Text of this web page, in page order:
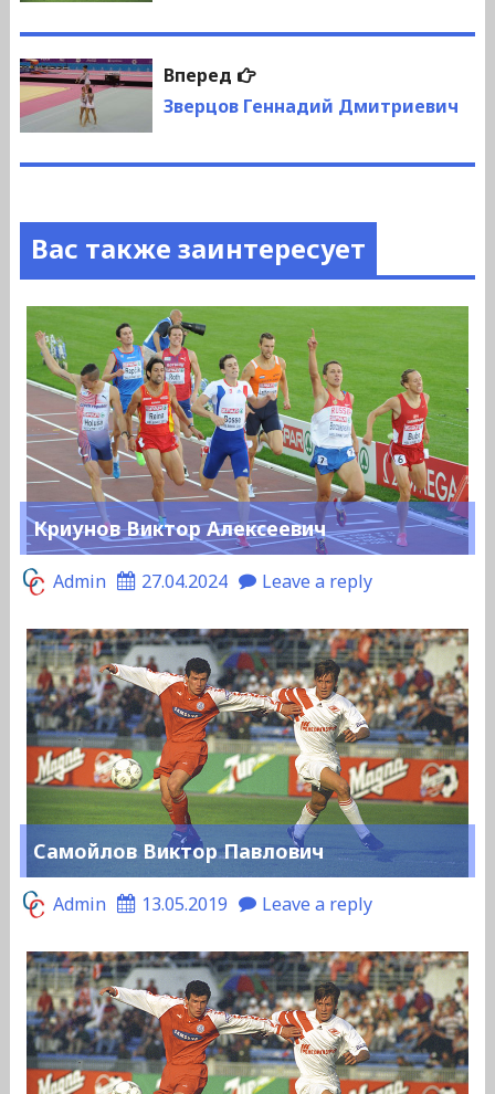
записям
Вперед
Следующая
запись:
Зверцов Геннадий Дмитриевич
Вас также заинтересует
Криунов Виктор Алексеевич
Admin 27.04.2024 Leave a reply
Самойлов Виктор Павлович
Admin 13.05.2019 Leave a reply